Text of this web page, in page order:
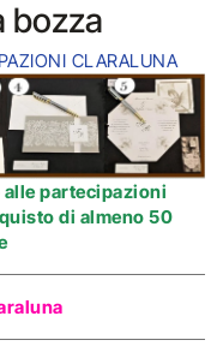
bozza
CLARALUNA
allepartecipazioni
di almeno 50